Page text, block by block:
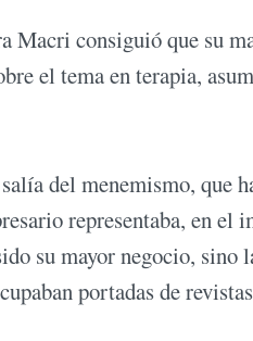
Macri consiguió que su
el tema en terapia,
del menemismo, que
representaba, en
su mayor negocio, sino
portadas de